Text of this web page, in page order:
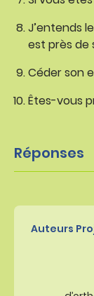
J’entends
est près de
Céder son
Êtes-vous
Réponses
Auteurs